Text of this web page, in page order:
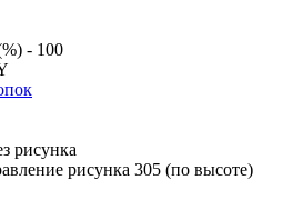
- 100
рисунка
рисунка 305 (по высоте)